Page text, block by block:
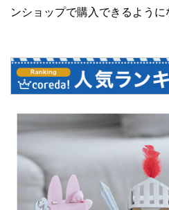
ンショップで購入できるように